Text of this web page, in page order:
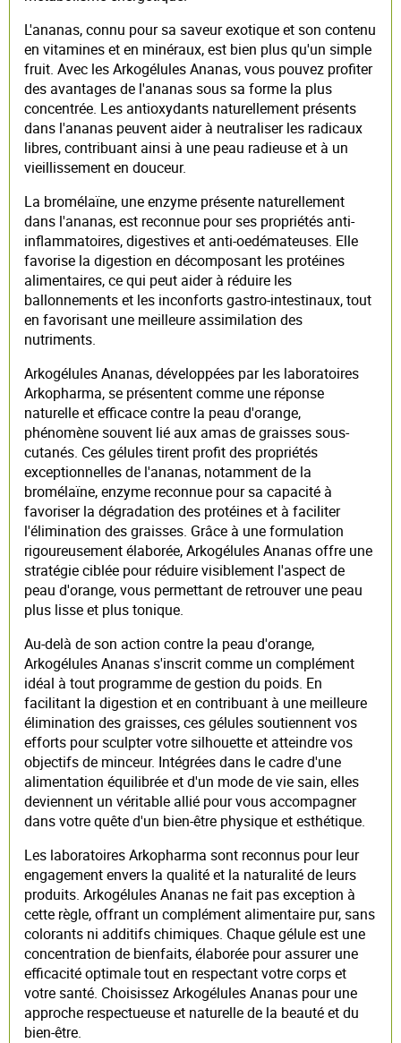
L'ananas, connu pour sa saveur exotique et son contenu
en vitamines et en minéraux, est bien plus qu'un simple
fruit. Avec les Arkogélules Ananas, vous pouvez profiter
des avantages de l'ananas sous sa forme la plus
concentrée. Les antioxydants naturellement présents
dans l'ananas peuvent aider à neutraliser les radicaux
libres, contribuant ainsi à une peau radieuse et à un
vieillissement en douceur.
La bromélaïne, une enzyme présente naturellement
dans l'ananas, est reconnue pour ses propriétés anti-
inflammatoires, digestives et anti-oedémateuses. Elle
favorise la digestion en décomposant les protéines
alimentaires, ce qui peut aider à réduire les
ballonnements et les inconforts gastro-intestinaux, tout
en favorisant une meilleure assimilation des
nutriments.
Arkogélules Ananas, développées par les laboratoires
Arkopharma, se présentent comme une réponse
naturelle et efficace contre la peau d'orange,
phénomène souvent lié aux amas de graisses sous-
cutanés. Ces gélules tirent profit des propriétés
exceptionnelles de l'ananas, notamment de la
bromélaïne, enzyme reconnue pour sa capacité à
favoriser la dégradation des protéines et à faciliter
l'élimination des graisses. Grâce à une formulation
rigoureusement élaborée, Arkogélules Ananas offre une
stratégie ciblée pour réduire visiblement l'aspect de
peau d'orange, vous permettant de retrouver une peau
plus lisse et plus tonique.
Au-delà de son action contre la peau d'orange,
Arkogélules Ananas s'inscrit comme un complément
idéal à tout programme de gestion du poids. En
facilitant la digestion et en contribuant à une meilleure
élimination des graisses, ces gélules soutiennent vos
efforts pour sculpter votre silhouette et atteindre vos
objectifs de minceur. Intégrées dans le cadre d'une
alimentation équilibrée et d'un mode de vie sain, elles
deviennent un véritable allié pour vous accompagner
dans votre quête d'un bien-être physique et esthétique.
Les laboratoires Arkopharma sont reconnus pour leur
engagement envers la qualité et la naturalité de leurs
produits. Arkogélules Ananas ne fait pas exception à
cette règle, offrant un complément alimentaire pur, sans
colorants ni additifs chimiques. Chaque gélule est une
concentration de bienfaits, élaborée pour assurer une
efficacité optimale tout en respectant votre corps et
votre santé. Choisissez Arkogélules Ananas pour une
approche respectueuse et naturelle de la beauté et du
bien-être.